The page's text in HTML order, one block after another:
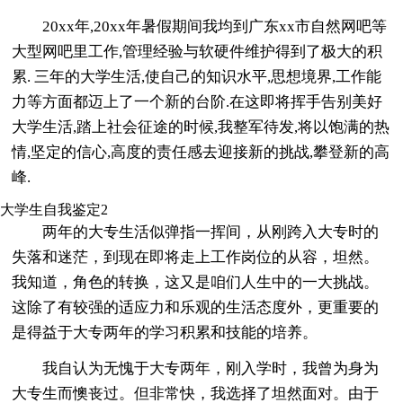
20xx年,20xx年暑假期间我均到广东xx市自然网吧等
大型网吧里工作,管理经验与软硬件维护得到了极大的积
累. 三年的大学生活,使自己的知识水平,思想境界,工作能
力等方面都迈上了一个新的台阶.在这即将挥手告别美好
大学生活,踏上社会征途的时候,我整军待发,将以饱满的热
情,坚定的信心,高度的责任感去迎接新的挑战,攀登新的高
峰.
大学生自我鉴定2
两年的大专生活似弹指一挥间，从刚跨入大专时的
失落和迷茫，到现在即将走上工作岗位的从容，坦然。
我知道，角色的转换，这又是咱们人生中的一大挑战。
这除了有较强的适应力和乐观的生活态度外，更重要的
是得益于大专两年的学习积累和技能的培养。
我自认为无愧于大专两年，刚入学时，我曾为身为
大专生而懊丧过。但非常快，我选择了坦然面对。由于